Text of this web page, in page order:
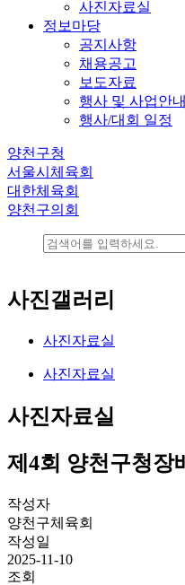
사진자료실
정보마당
공지사항
채용공고
보도자료
행사 및 사업안내
행사/대회 일정
양천구청
서울시체육회
대한체육회
양천구의회
사진갤러리
사진자료실
사진자료실
사진자료실
제4회 양천구청장
작성자
양천구체육회
작성일
2025-11-10
조회